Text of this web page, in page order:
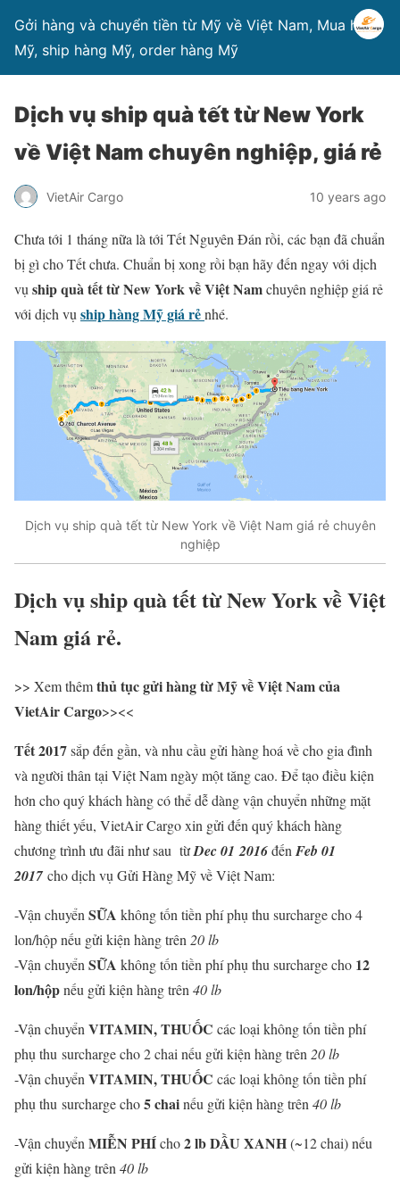
Gởi hàng và chuyển tiền từ Mỹ về Việt Nam, Mua hàng
Mỹ, ship hàng Mỹ, order hàng Mỹ
Dịch vụ ship quà tết từ New York
về Việt Nam chuyên nghiệp, giá rẻ
VietAir Cargo 10 years ago
Chưa tới 1 tháng nữa là tới Tết Nguyên Đán rồi, các bạn đã chuẩn
bị gì cho Tết chưa. Chuẩn bị xong rồi bạn hãy đến ngay với dịch
vụ ship quà tết từ New York về Việt Namchuyên nghiệp giá rẻ
với dịch vụ ship hàng Mỹ giá rẻnhé.
Dịch vụ ship quà tết từ New York về Việt Nam giá rẻ chuyên
nghiệp
Dịch vụ ship quà tết từ New York về Việt
Nam giá rẻ.
>> Xem thêmthủ tục gửi hàng từ Mỹ về Việt Nam của
VietAir Cargo>><<
Tết 2017sắp đến gần, và nhu cầu gửi hàng hoá về cho gia đình
và người thân tại Việt Nam ngày một tăng cao. Để tạo điều kiện
hơn cho quý khách hàng có thể dễ dàng vận chuyển những mặt
hàng thiết yếu, VietAir Cargo xin gửi đến quý khách hàng
chương trình ưu đãi như sau từDec 01 2016đếnFeb 01
2017cho dịch vụ Gửi Hàng Mỹ về Việt Nam:
-Vận chuyểnSỮA không tốn tiền phí phụ thu surcharge cho 4
lon/hộp nếu gửi kiện hàng trên20 lb
-Vận chuyểnSỮA không tốn tiền phí phụ thu surcharge cho 12
lon/hộpnếu gửi kiện hàng trên40 lb
-Vận chuyểnVITAMIN, THUỐC các loại không tốn tiền phí
phụ thu surcharge cho 2 chai nếu gửi kiện hàng trên20 lb
-Vận chuyểnVITAMIN, THUỐC các loại không tốn tiền phí
phụ thu surcharge cho5 chainếu gửi kiện hàng trên40 lb
-Vận chuyểnMIỄN PHÍcho2 lbDẦU XANH(~12 chai) nếu
gửi kiện hàng trên40 lb